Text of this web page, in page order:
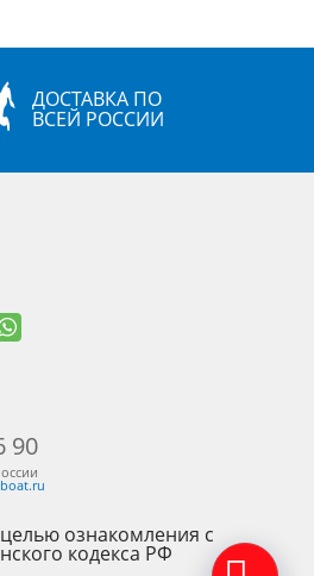
ДОСТАВКА ПО
ВСЕЙ РОССИИ
90
ознакомления с
кодекса РФ